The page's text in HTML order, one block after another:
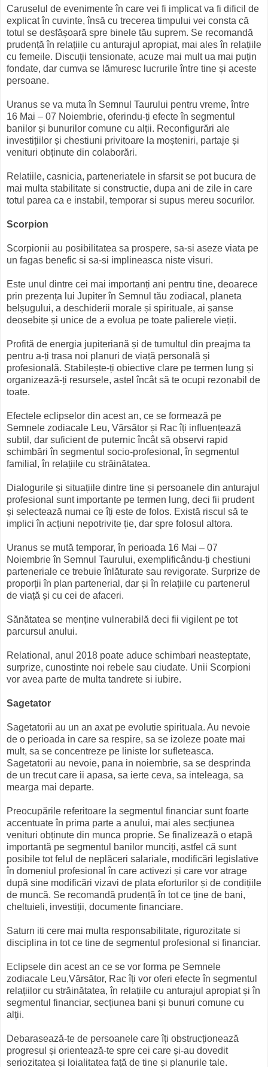
Caruselul de evenimente în care vei fi implicat va fi dificil de
explicat în cuvinte, însă cu trecerea timpului vei consta că
totul se desfășoară spre binele tău suprem. Se recomandă
prudență în relațiile cu anturajul apropiat, mai ales în relațiile
cu femeile. Discuții tensionate, acuze mai mult ua mai puțin
fondate, dar cumva se lămuresc lucrurile între tine și aceste
persoane.
Uranus se va muta în Semnul Taurului pentru vreme, între
16 Mai – 07 Noiembrie, oferindu-ți efecte în segmentul
banilor și bunurilor comune cu alții. Reconfigurări ale
investițiilor și chestiuni privitoare la moșteniri, partaje și
venituri obținute din colaborări.
Relatiile, casnicia, parteneriatele in sfarsit se pot bucura de
mai multa stabilitate si constructie, dupa ani de zile in care
totul parea ca e instabil, temporar si supus mereu socurilor.
Scorpion
Scorpionii au posibilitatea sa prospere, sa-si aseze viata pe
un fagas benefic si sa-si implineasca niste visuri.
Este unul dintre cei mai importanți ani pentru tine, deoarece
prin prezența lui Jupiter în Semnul tău zodiacal, planeta
belșugului, a deschiderii morale și spirituale, ai șanse
deosebite și unice de a evolua pe toate palierele vieții.
Profită de energia jupiteriană și de tumultul din preajma ta
pentru a-ți trasa noi planuri de viață personală și
profesională. Stabilește-ți obiective clare pe termen lung și
organizează-ți resursele, astel încât să te ocupi rezonabil de
toate.
Efectele eclipselor din acest an, ce se formează pe
Semnele zodiacale Leu, Vărsător și Rac îți influențează
subtil, dar suficient de puternic încât să observi rapid
schimbări în segmentul socio-profesional, în segmentul
familial, în relațiile cu străinătatea.
Dialogurile și situațiile dintre tine și persoanele din anturajul
profesional sunt importante pe termen lung, deci fii prudent
și selectează numai ce îți este de folos. Există riscul să te
implici în acțiuni nepotrivite ție, dar spre folosul altora.
Uranus se mută temporar, în perioada 16 Mai – 07
Noiembrie în Semnul Taurului, exemplificându-ți chestiuni
parteneriale ce trebuie înlăturate sau revigorate. Surprize de
proporții în plan partenerial, dar și în relațiile cu partenerul
de viață și cu cei de afaceri.
Sănătatea se menține vulnerabilă deci fii vigilent pe tot
parcursul anului.
Relational, anul 2018 poate aduce schimbari neasteptate,
surprize, cunostinte noi rebele sau ciudate. Unii Scorpioni
vor avea parte de multa tandrete si iubire.
Sagetator
Sagetatorii au un an axat pe evolutie spirituala. Au nevoie
de o perioada in care sa respire, sa se izoleze poate mai
mult, sa se concentreze pe liniste lor sufleteasca.
Sagetatorii au nevoie, pana in noiembrie, sa se desprinda
de un trecut care ii apasa, sa ierte ceva, sa inteleaga, sa
mearga mai departe.
Preocupările referitoare la segmentul financiar sunt foarte
accentuate în prima parte a anului, mai ales secțiunea
venituri obținute din munca proprie. Se finalizează o etapă
importantă pe segmentul banilor munciți, astfel că sunt
posibile tot felul de neplăceri salariale, modificări legislative
în domeniul profesional în care activezi și care vor atrage
după sine modificări vizavi de plata eforturilor și de condițiile
de muncă. Se recomandă prudență în tot ce ține de bani,
cheltuieli, investiții, documente financiare.
Saturn iti cere mai multa responsabilitate, rigurozitate si
disciplina in tot ce tine de segmentul profesional si financiar.
Eclipsele din acest an ce se vor forma pe Semnele
zodiacale Leu,Vărsător, Rac îți vor oferi efecte în segmentul
relațiilor cu străinătatea, în relațiile cu anturajul apropiat și în
segmentul financiar, secțiunea bani și bunuri comune cu
alții.
Debarasează-te de persoanele care îți obstrucționează
progresul și orientează-te spre cei care și-au dovedit
seriozitatea și loialitatea față de tine și planurile tale.